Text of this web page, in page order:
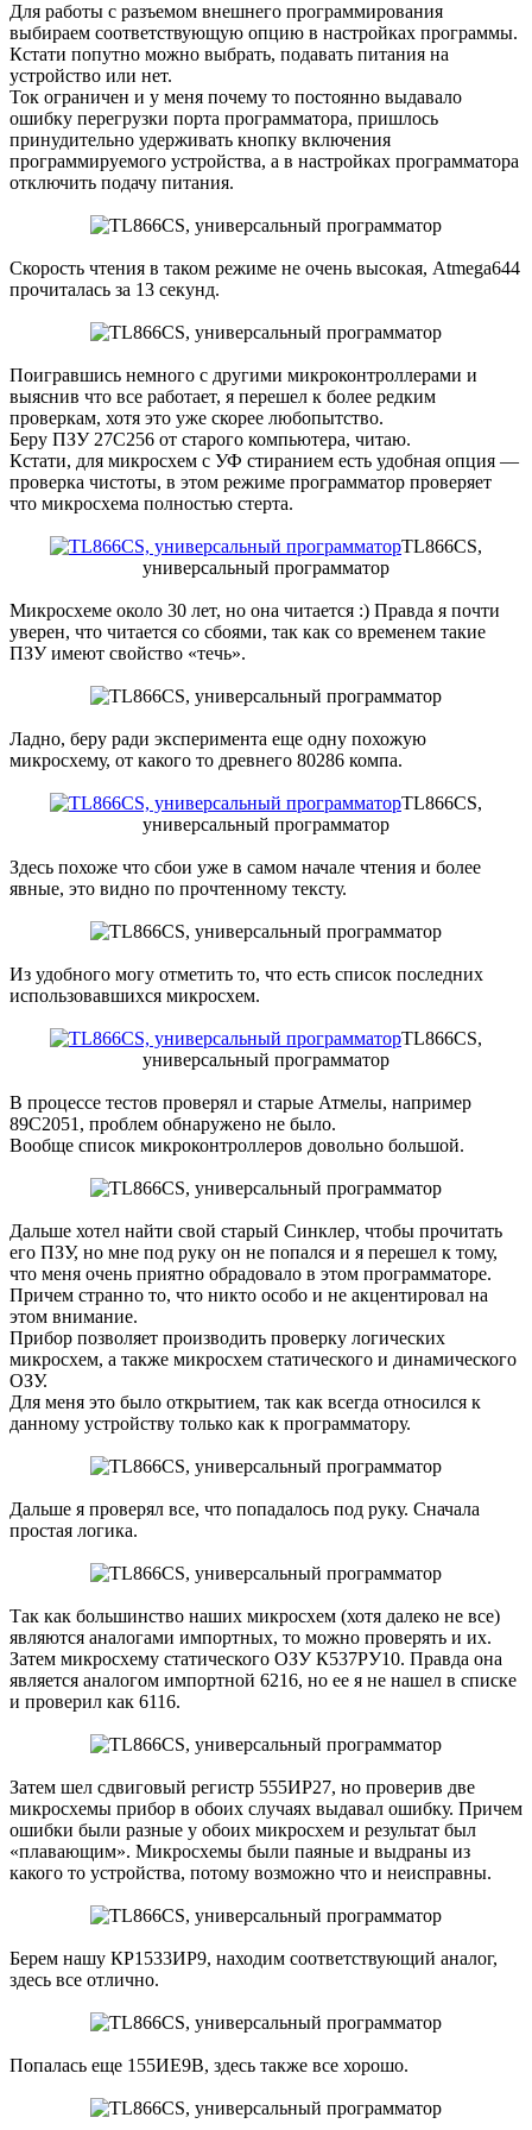
Для работы с разъемом внешнего программирования
выбираем соответствующую опцию в настройках программы.
Кстати попутно можно выбрать, подавать питания на
устройство или нет.
Ток ограничен и у меня почему то постоянно выдавало
ошибку перегрузки порта программатора, пришлось
принудительно удерживать кнопку включения
программируемого устройства, а в настройках программатора
отключить подачу питания.
Скорость чтения в таком режиме не очень высокая, Atmega644
прочиталась за 13 секунд.
Поигравшись немного с другими микроконтроллерами и
выяснив что все работает, я перешел к более редким
проверкам, хотя это уже скорее любопытство.
Беру ПЗУ 27С256 от старого компьютера, читаю.
Кстати, для микросхем с УФ стиранием есть удобная опция —
проверка чистоты, в этом режиме программатор проверяет
что микросхема полностью стерта.
TL866CS,
универсальный программатор
Микросхеме около 30 лет, но она читается :) Правда я почти
уверен, что читается со сбоями, так как со временем такие
ПЗУ имеют свойство «течь».
Ладно, беру ради эксперимента еще одну похожую
микросхему, от какого то древнего 80286 компа.
TL866CS,
универсальный программатор
Здесь похоже что сбои уже в самом начале чтения и более
явные, это видно по прочтенному тексту.
Из удобного могу отметить то, что есть список последних
использовавшихся микросхем.
TL866CS,
универсальный программатор
В процессе тестов проверял и старые Атмелы, например
89C2051, проблем обнаружено не было.
Вообще список микроконтроллеров довольно большой.
Дальше хотел найти свой старый Синклер, чтобы прочитать
его ПЗУ, но мне под руку он не попался и я перешел к тому,
что меня очень приятно обрадовало в этом программаторе.
Причем странно то, что никто особо и не акцентировал на
этом внимание.
Прибор позволяет производить проверку логических
микросхем, а также микросхем статического и динамического
ОЗУ.
Для меня это было открытием, так как всегда относился к
данному устройству только как к программатору.
Дальше я проверял все, что попадалось под руку. Сначала
простая логика.
Так как большинство наших микросхем (хотя далеко не все)
являются аналогами импортных, то можно проверять и их.
Затем микросхему статического ОЗУ К537РУ10. Правда она
является аналогом импортной 6216, но ее я не нашел в списке
и проверил как 6116.
Затем шел сдвиговый регистр 555ИР27, но проверив две
микросхемы прибор в обоих случаях выдавал ошибку. Причем
ошибки были разные у обоих микросхем и результат был
«плавающим». Микросхемы были паяные и выдраны из
какого то устройства, потому возможно что и неисправны.
Берем нашу КР1533ИР9, находим соответствующий аналог,
здесь все отлично.
Попалась еще 155ИЕ9В, здесь также все хорошо.